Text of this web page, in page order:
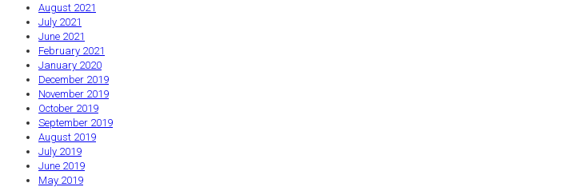
August 2021
July 2021
June 2021
February 2021
January 2020
December 2019
November 2019
October 2019
September 2019
August 2019
July 2019
June 2019
May 2019